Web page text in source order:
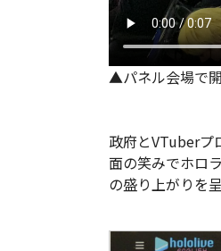
▲パネル会場で
政府とVTuberプ
面の笑みでホロ
の盛り上がりを